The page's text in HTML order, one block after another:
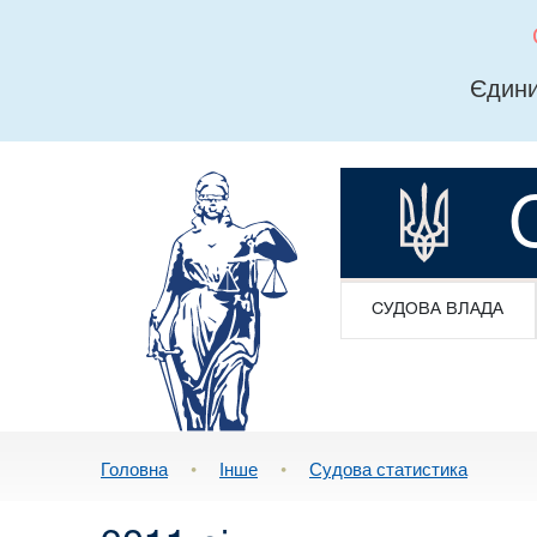
СУДОВА ВЛАДА
Головна • Інше • Судова статистика